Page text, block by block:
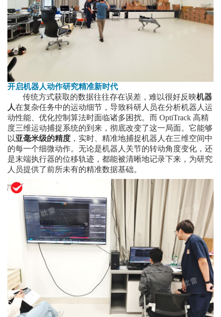
开启机器人动作研究精准新时代
传统方式获取的数据往往存在误差，难以很好反映机器
人在复杂任务中的运动细节，导致科研人员在分析机器人运
动性能、优化控制算法时面临诸多困扰。而 OptiTrack 高精
度三维运动捕捉系统的到来，彻底改变了这一局面。它能够
以亚毫米级的精度，实时、精准地捕捉机器人在三维空间中
的每一个细微动作。无论是机器人关节的转动角度变化，还
是末端执行器的位移轨迹，都能被清晰地记录下来，为研究
人员提供了前所未有的精准数据基础。